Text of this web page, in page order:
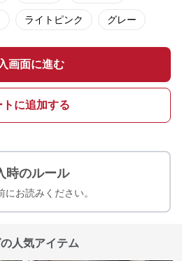
ライトピンク グレー
画面に進む
トに追加する
時のルール
にお読みください。
人気アイテム